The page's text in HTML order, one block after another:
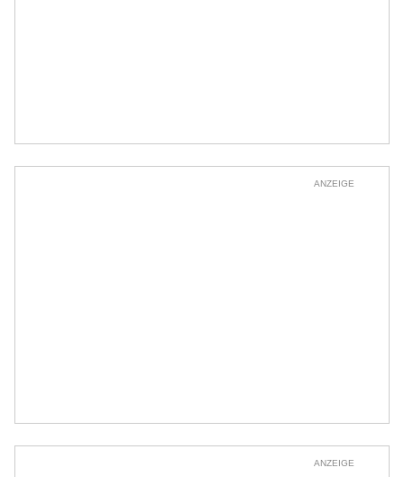
ANZEIGE
ANZEIGE